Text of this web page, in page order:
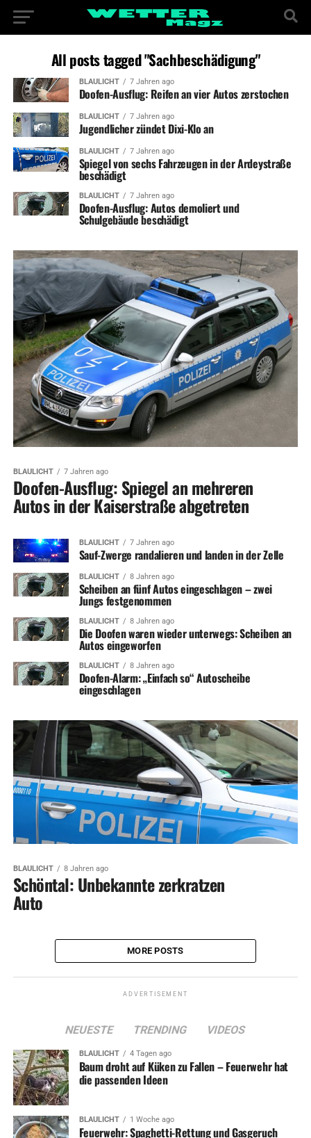
All posts tagged "Sachbeschädigung"
BLAULICHT 7 Jahren ago
Doofen-Ausflug: Reifen an vier Autos zerstochen
BLAULICHT 7 Jahren ago
Jugendlicher zündet Dixi-Klo an
BLAULICHT 7 Jahren ago
Spiegel von sechs Fahrzeugen in der Ardeystraße
beschädigt
BLAULICHT 7 Jahren ago
Doofen-Ausflug: Autos demoliert und
Schulgebäude beschädigt
BLAULICHT 7 Jahren ago
Doofen-Ausflug: Spiegel an mehreren
Autos in der Kaiserstraße abgetreten
BLAULICHT 7 Jahren ago
Sauf-Zwerge randalieren und landen in der Zelle
BLAULICHT 8 Jahren ago
Scheiben an fünf Autos eingeschlagen – zwei
Jungs festgenommen
BLAULICHT 8 Jahren ago
Die Doofen waren wieder unterwegs: Scheiben an
Autos eingeworfen
BLAULICHT 8 Jahren ago
Doofen-Alarm: „Einfach so“ Autoscheibe
eingeschlagen
BLAULICHT 8 Jahren ago
Schöntal: Unbekannte zerkratzen
Auto
MORE POSTS
ADVERTISEMENT
NEUESTE TRENDING VIDEOS
BLAULICHT 4 Tagen ago
Baum droht auf Küken zu Fallen – Feuerwehr hat
die passenden Ideen
BLAULICHT 1 Woche ago
Feuerwehr: Spaghetti-Rettung und Gasgeruch